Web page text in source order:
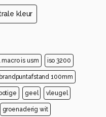
kleur
is usm iso 3200
brandpuntafstand 100mm
geel vleugel
groenaderig wit